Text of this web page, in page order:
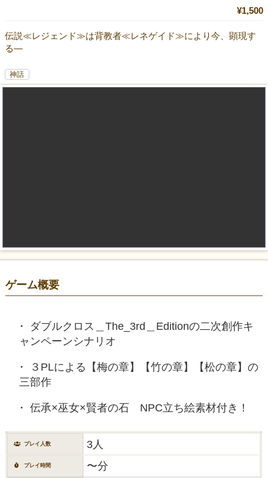
¥1,500
伝説≪レジェンド≫は背教者≪レネゲイド≫により今、顕現す
る―
神話
ゲーム概要
ダブルクロス＿The_3rd＿Editionの二次創作キ
ャンペーンシナリオ
３PLによる【梅の章】【竹の章】【松の章】の
三部作
伝承×巫女×賢者の石 NPC立ち絵素材付き！
プレイ人数 3人
プレイ時間 〜分